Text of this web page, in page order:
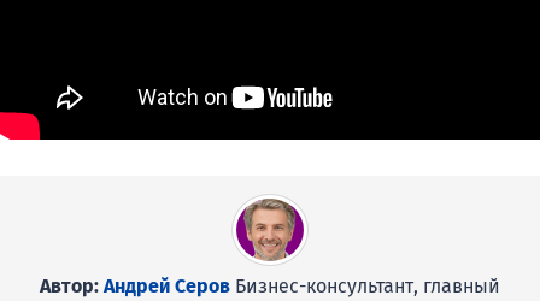
Автор: Андрей Серов Бизнес-консультант, главный